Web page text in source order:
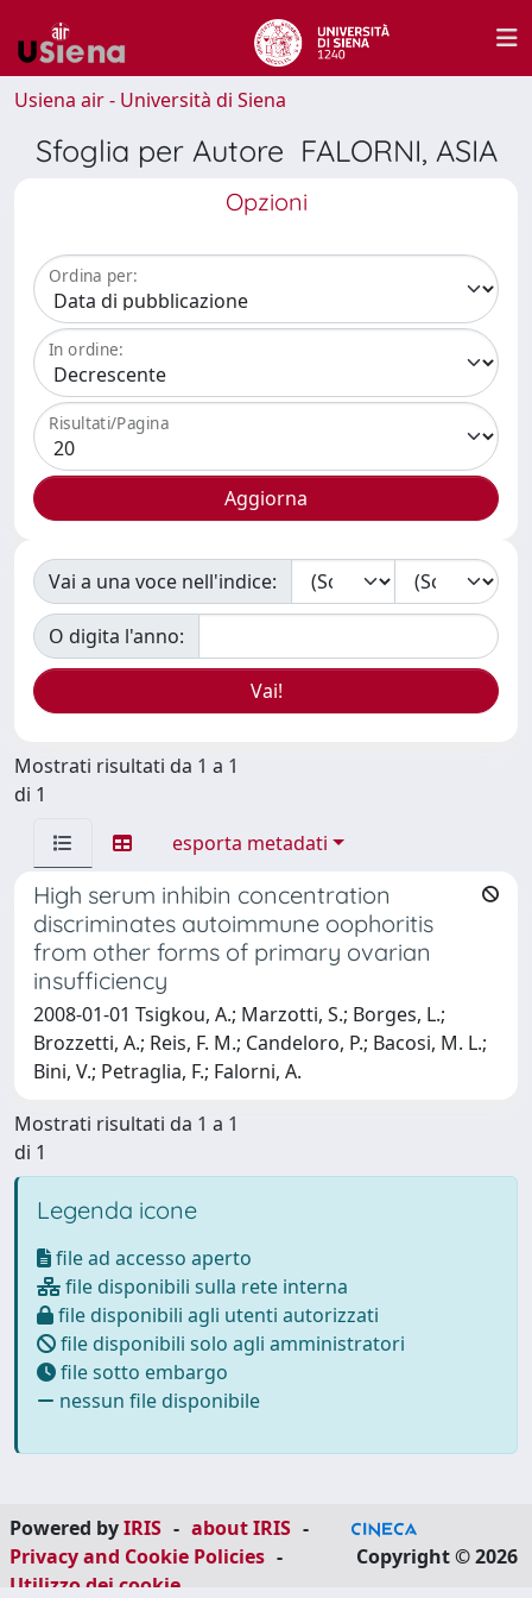
Usiena air - Università di Siena
Sfoglia per Autore FALORNI, ASIA
Opzioni
Ordina per:
In ordine:
Risultati/Pagina
Vai a una voce nell'indice:
O digita l'anno:
Mostrati risultati da 1 a 1
di 1
esporta metadati
High serum inhibin concentration
discriminates autoimmune oophoritis
from other forms of primary ovarian
insufficiency
2008-01-01 Tsigkou, A.; Marzotti, S.; Borges, L.;
Brozzetti, A.; Reis, F. M.; Candeloro, P.; Bacosi, M. L.;
Bini, V.; Petraglia, F.; Falorni, A.
Mostrati risultati da 1 a 1
di 1
Legenda icone
file ad accesso aperto
file disponibili sulla rete interna
file disponibili agli utenti autorizzati
file disponibili solo agli amministratori
file sotto embargo
nessun file disponibile
Powered byIRIS - about IRIS -
Privacy and Cookie Policies -
Utilizzo dei cookie
Copyright © 2026